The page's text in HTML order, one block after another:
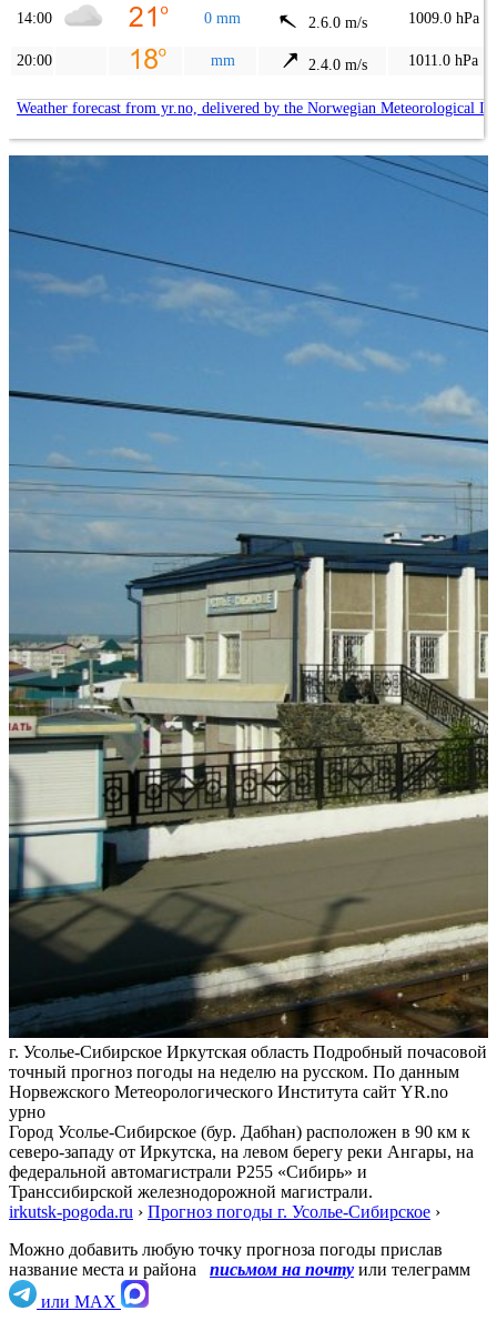
14:00 0 mm 2.6.0 m/s 1009.0 hPa
20:00 mm 2.4.0 m/s 1011.0 hPa
Weather forecast from yr.no, delivered by the Norwegian Meteorological
г. Усолье-Сибирское Иркутская область Подробный почасовой
точный прогноз погоды на неделю на русском. По данным
Норвежского Метеорологического Института сайт YR.no
урно
Город Усолье-Сибирское (бур. Дабһан) расположен в 90 км к
северо-западу от Иркутска, на левом берегу реки Ангары, на
федеральной автомагистрали Р255 «Сибирь» и
Транссибирской железнодорожной магистрали.
irkutsk-pogoda.ru › Прогноз погоды г. Усолье-Сибирское ›
Можно добавить любую точку прогноза погоды прислав
название места и района
письмом на почту или телеграмм
или MAX